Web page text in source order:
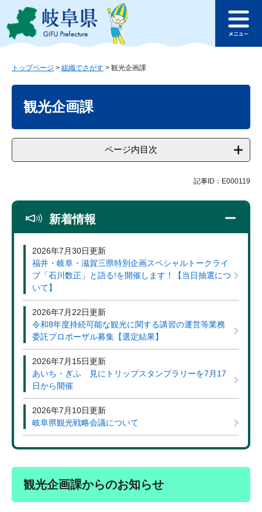
ジ
ュ
このページの本文へ
ュ
トップページ > 組織でさがす > 観光企画課
観光企画課
ページ内目次
記事ID：E000119
新着情報
2026年7月30日更新
福井・岐阜・滋賀三県特別企画スペシャルトークライ
ブ「石川数正」と語る!を開催します！【当日抽選につ
いて】
2026年7月22日更新
令和8年度持続可能な観光に関する講習の運営等業務
委託プロポーザル募集【選定結果】
2026年7月15日更新
あいち・ぎふ 見にトリップスタンプラリーを7月17
日から開催
2026年7月10日更新
岐阜県観光戦略会議について
観光企画課からのお知らせ